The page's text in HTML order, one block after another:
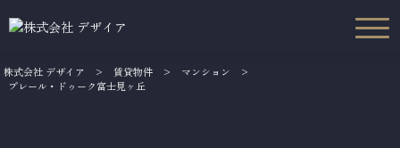
株式会社 デザイア > 賃貸物件 > マンション
>
プレール・ドゥーク富士見ヶ丘